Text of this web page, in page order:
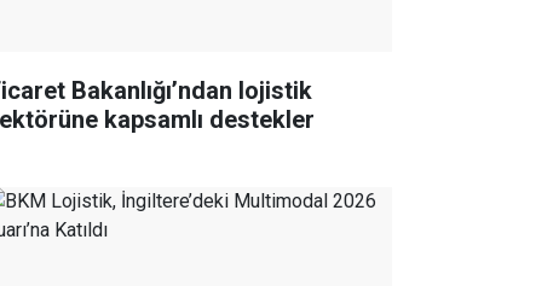
Bakanlığı’ndan lojistik
kapsamlı destekler